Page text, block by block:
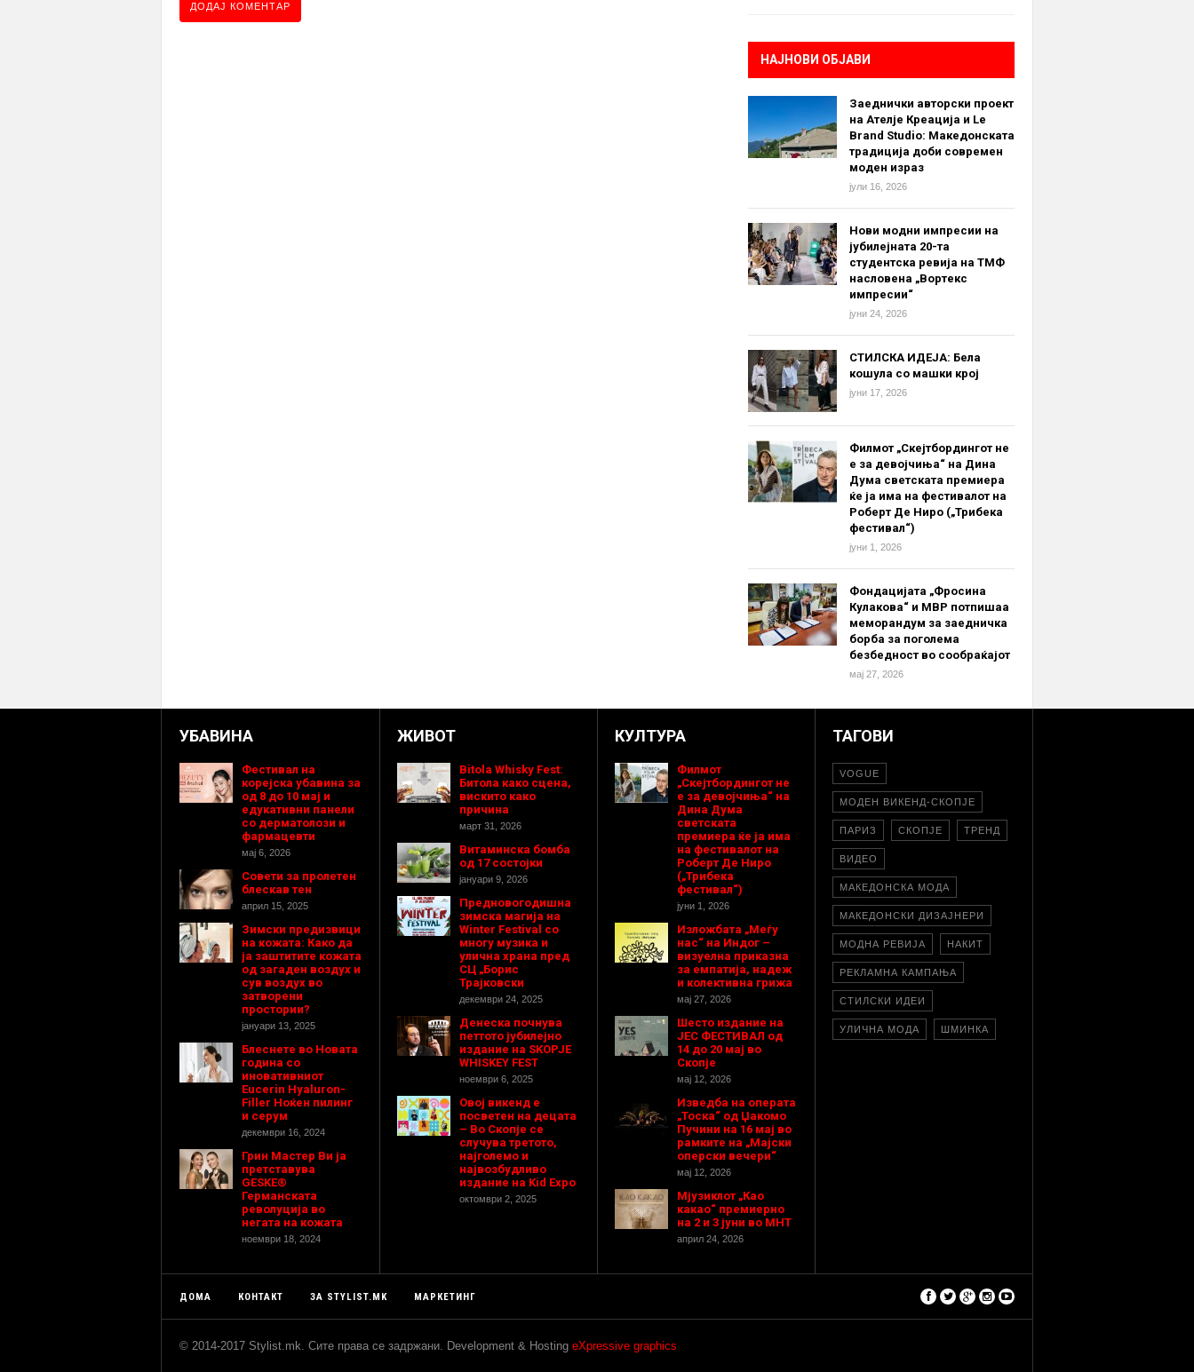
НАЈНОВИ ОБЈАВИ
Заеднички авторски проект
на Ателје Креација и Le
Brand Studio: Македонската
традиција доби современ
моден израз
јули 16, 2026
Нови модни импресии на
јубилејната 20-та
студентска ревија на ТМФ
насловена „Вортекс
импресии“
јуни 24, 2026
СТИЛСКА ИДЕЈА: Бела
кошула со машки крој
јуни 17, 2026
Филмот „Скејтбордингот не
е за девојчиња“ на Дина
Дума светската премиера
ќе ја има на фестивалот на
Роберт Де Ниро („Трибека
фестивал“)
јуни 1, 2026
Фондацијата „Фросина
Кулакова“ и МВР потпишаа
меморандум за заедничка
борба за поголема
безбедност во сообраќајот
мај 27, 2026
УБАВИНА
Фестивал на
корејска убавина за
од 8 до 10 мај и
едукативни панели
со дерматолози и
фармацевти
мај 6, 2026
Совети за пролетен
блескав тен
април 15, 2025
Зимски предизвици
на кожата: Како да
ја заштитите кожата
од загаден воздух и
сув воздух во
затворени
простории?
јануари 13, 2025
Блеснете во Новата
година со
иновативниот
Eucerin Hyaluron-
Filler Ноќен пилинг
и серум
декември 16, 2024
Грин Мастер Ви ја
претставува
GESKE®
Германската
револуција во
негата на кожата
ноември 18, 2024
ЖИВОТ
Bitola Whisky Fest:
Битола како сцена,
вискито како
причина
март 31, 2026
Витаминска бомба
од 17 состојки
јануари 9, 2026
Предновогодишнa
зимска магија на
Winter Festival со
многу музика и
улична храна пред
СЦ „Борис
Трајковски
декември 24, 2025
Денеска почнува
петтото јубилејно
издание на SKOPJE
WHISKEY FEST
ноември 6, 2025
Овој викенд е
посветен на децата
– Во Скопје се
случува третото,
најголемо и
највозбудливо
издание на Kid Expo
октомври 2, 2025
КУЛТУРА
Филмот
„Скејтбордингот не
е за девојчиња“ на
Дина Дума
светската
премиера ќе ја има
на фестивалот на
Роберт Де Ниро
(„Трибека
фестивал“)
јуни 1, 2026
Изложбата „Меѓу
нас“ на Индог –
визуелна приказна
за емпатија, надеж
и колективна грижа
мај 27, 2026
Шесто издание на
ЈЕС ФЕСТИВАЛ од
14 до 20 мај во
Скопје
мај 12, 2026
Изведба на операта
„Тоска“ од Џакомо
Пучини на 16 мај во
рамките на „Мајски
оперски вечери“
мај 12, 2026
Мјузиклот „Као
какао“ премиерно
на 2 и 3 јуни во МНТ
април 24, 2026
ТАГОВИ
VOGUE
МОДЕН ВИКЕНД-СКОПЈЕ
ПАРИЗ СКОПЈЕ ТРЕНД
ВИДЕО
МАКЕДОНСКА МОДА
МАКЕДОНСКИ ДИЗАЈНЕРИ
МОДНА РЕВИЈА НАКИТ
РЕКЛАМНА КАМПАЊА
СТИЛСКИ ИДЕИ
УЛИЧНА МОДА ШМИНКА
ДОМА КОНТАКТ ЗА STYLIST.MK МАРКЕТИНГ
© 2014-2017 Stylist.mk. Сите права се задржани. Development & Hosting eXpressive graphics